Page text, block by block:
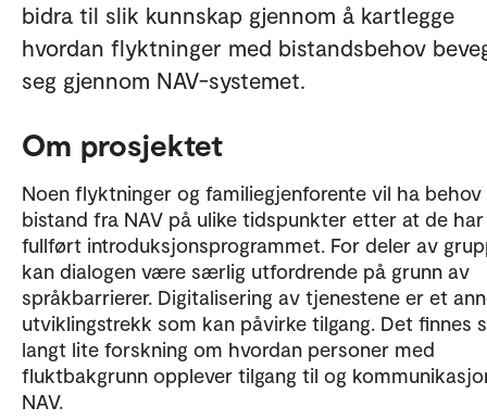
bidra til slik kunnskap gjennom å kartlegge
hvordan flyktninger med bistandsbehov
seg gjennom NAV-systemet.
Om prosjektet
Noen flyktninger og familiegjenforente vil ha
bistand fra NAV på ulike tidspunkter etter at de har
fullført introduksjonsprogrammet. For deler av
kan dialogen være særlig utfordrende på grunn av
språkbarrierer. Digitalisering av tjenestene er et
utviklingstrekk som kan påvirke tilgang. Det finnes
langt lite forskning om hvordan personer med
fluktbakgrunn opplever tilgang til og
NAV.